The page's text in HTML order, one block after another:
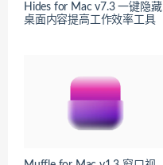
Hides for Mac v7.3 一键隐藏
桌面内容提高工作效率工具